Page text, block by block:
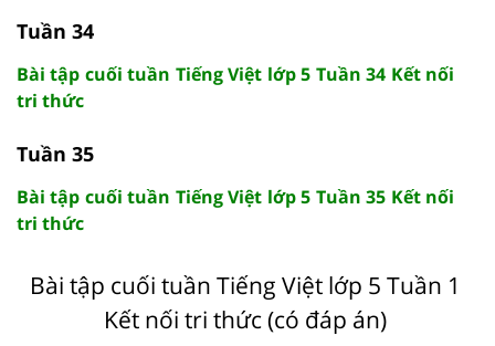
Tuần 34
Bài tập cuối tuần Tiếng Việt lớp 5 Tuần 34 Kết nối
tri thức
Tuần 35
Bài tập cuối tuần Tiếng Việt lớp 5 Tuần 35 Kết nối
tri thức
Bài tập cuối tuần Tiếng Việt lớp 5 Tuần 1
Kết nối tri thức (có đáp án)